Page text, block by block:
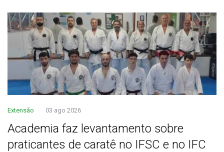
Extensão 03 ago 2026
Academia faz levantamento sobre
praticantes de caratê no IFSC e no IFC